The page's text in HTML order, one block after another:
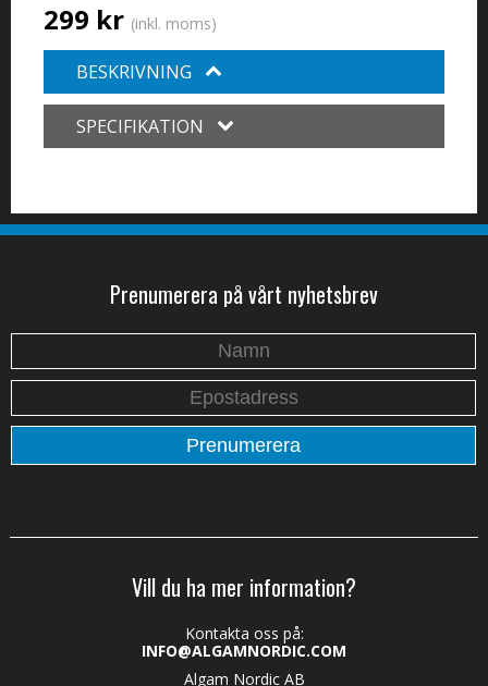
299 kr (inkl. moms)
BESKRIVNING
SPECIFIKATION
Prenumerera på vårt nyhetsbrev
Vill du ha mer information?
Kontakta oss på:
INFO@ALGAMNORDIC.COM
Algam Nordic AB